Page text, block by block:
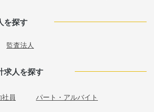
を探す
監査法人
求人を探す
社員 パート・アルバイト